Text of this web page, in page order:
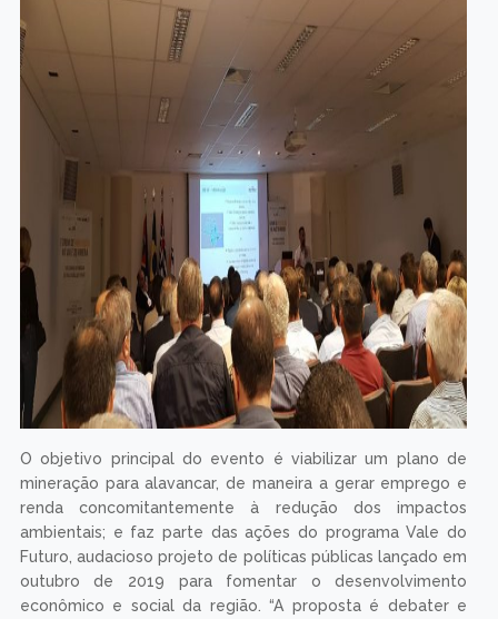
O objetivo principal do evento é viabilizar um plano de
mineração para alavancar, de maneira a gerar emprego e
renda concomitantemente à redução dos impactos
ambientais; e faz parte das ações do programa Vale do
Futuro, audacioso projeto de políticas públicas lançado em
outubro de 2019 para fomentar o desenvolvimento
econômico e social da região. “A proposta é debater e